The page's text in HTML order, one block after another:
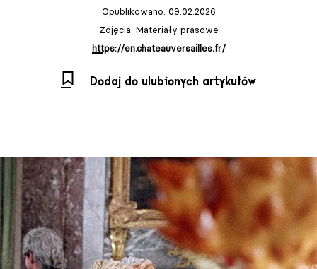
Opublikowano: 09.02.2026
Zdjęcia: Materiały prasowe
https://en.chateauversailles.fr/
Dodaj do ulubionych artykułów